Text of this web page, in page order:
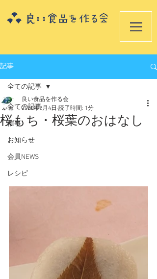
記事
全ての記事
催事
お知らせ
会員NEWS
レシピ
全ての記事
桜もち・桜葉のおはなし
良い食品を作る会
2020年2月4日 読了時間: 1分